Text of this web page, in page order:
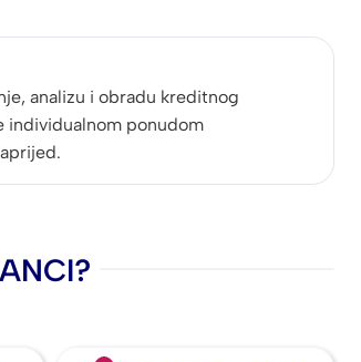
analizu i obradu kreditnog
individualnom ponudom